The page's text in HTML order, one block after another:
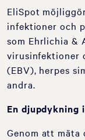
EliSpot
infektioner och
som Ehrlichia &
virusinfektioner
(EBV), herpes
andra.
En djupdykning
Genom att mäta